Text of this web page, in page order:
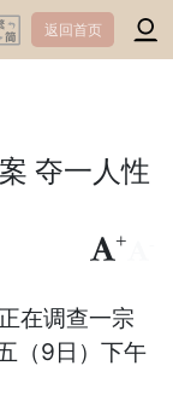
返回首页
夺一人性
+
在调查一宗
（9日）下午